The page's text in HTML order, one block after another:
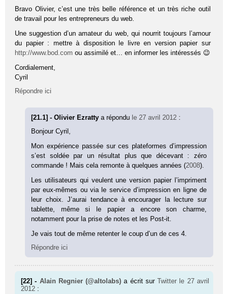
Bravo Olivier, c’est une très belle référence et un très riche outil
de travail pour les entrepreneurs du web.
Une suggestion d’un amateur du web, qui nourrit toujours l’amour
du papier : mettre à disposition le livre en version papier sur
http://www.bod.com ou assimilé et… en informer les intéressés 😉
Cordialement,
Cyril
Répondre ici
[21.1] - Olivier Ezrattya répondu le 27 avril 2012 :
Bonjour Cyril,
Mon expérience passée sur ces plateformes d’impression
s’est soldée par un résultat plus que décevant : zéro
commande ! Mais cela remonte à quelques années (2008).
Les utilisateurs qui veulent une version papier l’impriment
par eux-mêmes ou via le service d’impression en ligne de
leur choix. J’aurai tendance à encourager la lecture sur
tablette, même si le papier a encore son charme,
notamment pour la prise de notes et les Post-it.
Je vais tout de même retenter le coup d’un de ces 4.
Répondre ici
[22] - Alain Regnier (@altolabs) a écrit surTwitter le 27 avril
2012 :